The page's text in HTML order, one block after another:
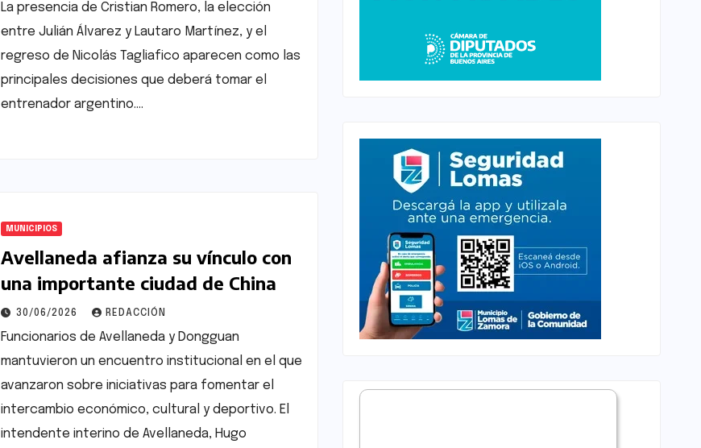
La presencia de Cristian Romero, la elección
entre Julián Álvarez y Lautaro Martínez, y el
regreso de Nicolás Tagliafico aparecen como las
principales decisiones que deberá tomar el
entrenador argentino.…
MUNICIPIOS
Avellaneda afianza su vínculo con
una importante ciudad de China
30/06/2026 REDACCIÓN
Funcionarios de Avellaneda y Dongguan
mantuvieron un encuentro institucional en el que
avanzaron sobre iniciativas para fomentar el
intercambio económico, cultural y deportivo. El
intendente interino de Avellaneda, Hugo